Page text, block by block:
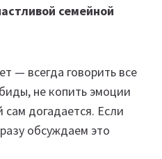
семейной
— всегда говорить все
не копить эмоции
сам догадается. Если
обсуждаем это